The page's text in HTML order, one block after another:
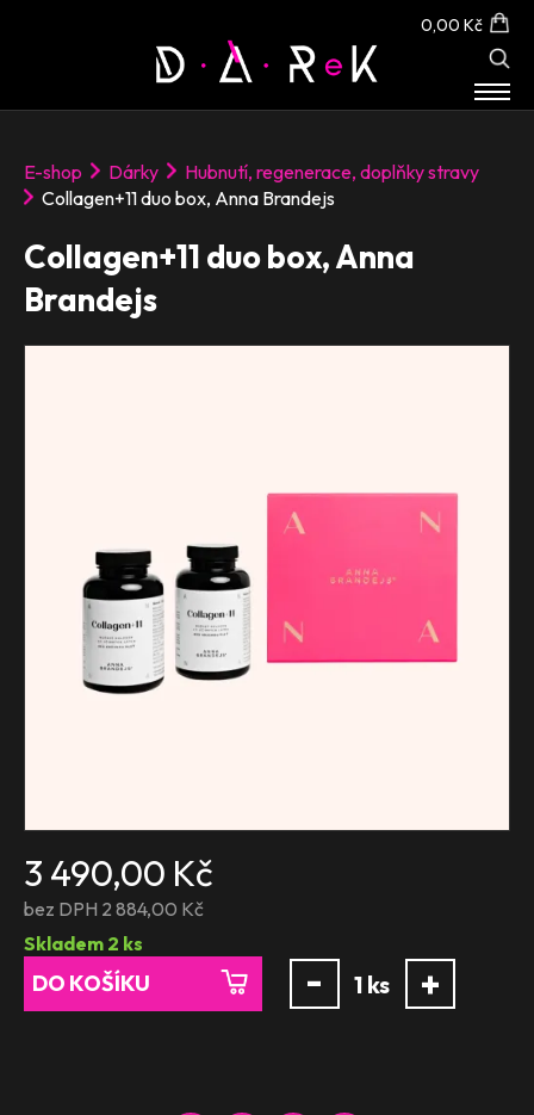
0,00 Kč
O NÁS
E-shop Dárky
Hubnutí, regenerace, doplňky stravy
Collagen+11 duo box, Anna Brandejs
Collagen+11 duo box, Anna
Brandejs
3 490,00 Kč
bez DPH 2 884,00 Kč
Skladem 2 ks
DO KOŠÍKU - 1 ks +